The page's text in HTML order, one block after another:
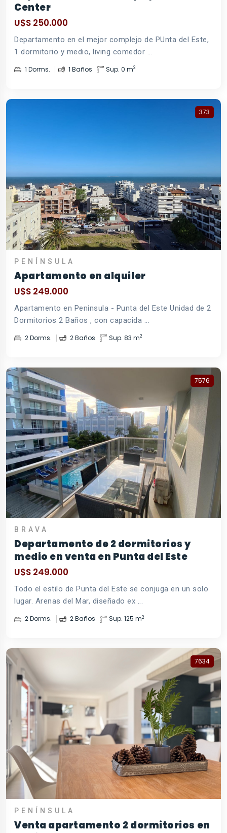
Center
U$S 250.000
Departamento en el mejor complejo de PUnta del Este,
1 dormitorio y medio, living comedor ...
1 Dorms. 1 Baños Sup. 0 m2
373
PENÍNSULA
Apartamento en alquiler
U$S 249.000
Apartamento en Peninsula - Punta del Este Unidad de 2
Dormitorios 2 Baños , con capacida ...
2 Dorms. 2 Baños Sup. 83 m2
7576
BRAVA
Departamento de 2 dormitorios y
medio en venta en Punta del Este
U$S 249.000
Todo el estilo de Punta del Este se conjuga en un solo
lugar. Arenas del Mar, diseñado ex ...
2 Dorms. 2 Baños Sup. 125 m2
7634
PENÍNSULA
Venta apartamento 2 dormitorios en